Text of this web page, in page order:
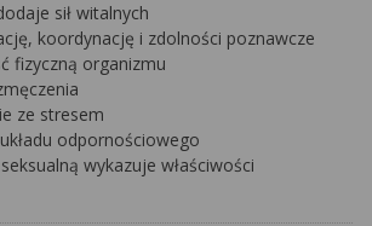
sił witalnych
koordynację i zdolności poznawcze
fizyczną organizmu
ze stresem
odpornościowego
wykazuje właściwości